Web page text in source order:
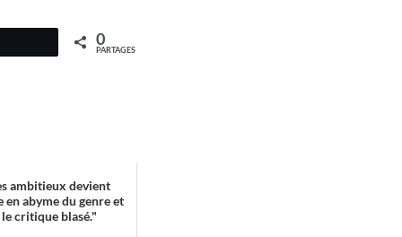
0
PARTAGES
ambitieux devient
en abyme du genre et
critique blasé."